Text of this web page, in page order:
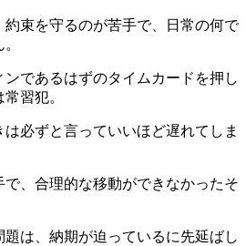
約束を守るのが苦手で、日常の何で
であるはずのタイムカードを押し
習犯。
必ずと言っていいほど遅れてしま
、合理的な移動ができなかったそ
は、納期が迫っているに先延ばし